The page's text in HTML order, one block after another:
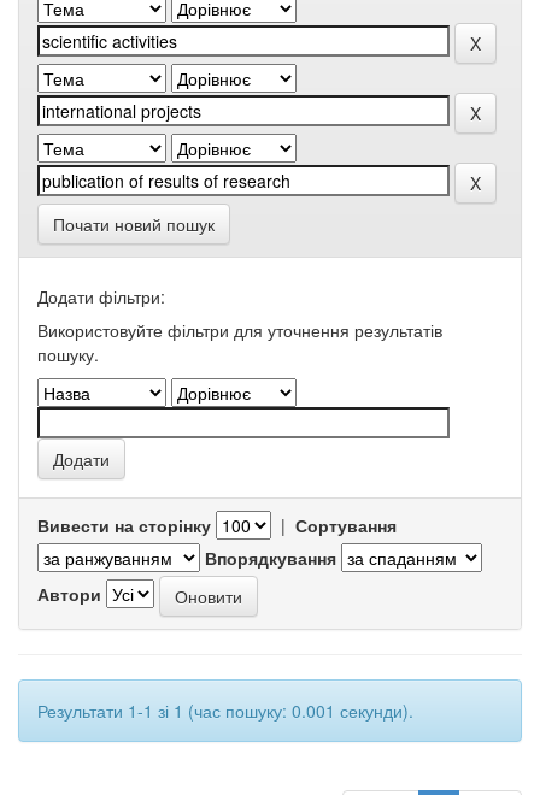
Почати новий пошук
Додати фільтри:
Використовуйте фільтри для уточнення результатів
пошуку.
Вивести на сторінку | Сортування
Впорядкування
Автори
Результати 1-1 зі 1 (час пошуку: 0.001 секунди).